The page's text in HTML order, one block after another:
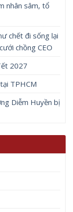
nhân sâm, tổ
chết đi sống lại
chồng CEO
2027
TPHCM
Diễm Huyền bị